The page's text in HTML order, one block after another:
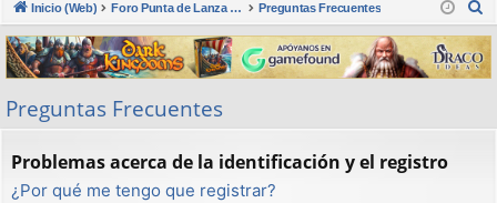
ac
es
rá
pi
os nti
fic
ar
ist
ra
rs
Inicio (Web) Foro Punta de Lanza Wargames Preguntas Frecuentes
s
c
r
Preguntas Frecuentes
Problemas acerca de la identificación y el registro
¿Por qué me tengo que registrar?